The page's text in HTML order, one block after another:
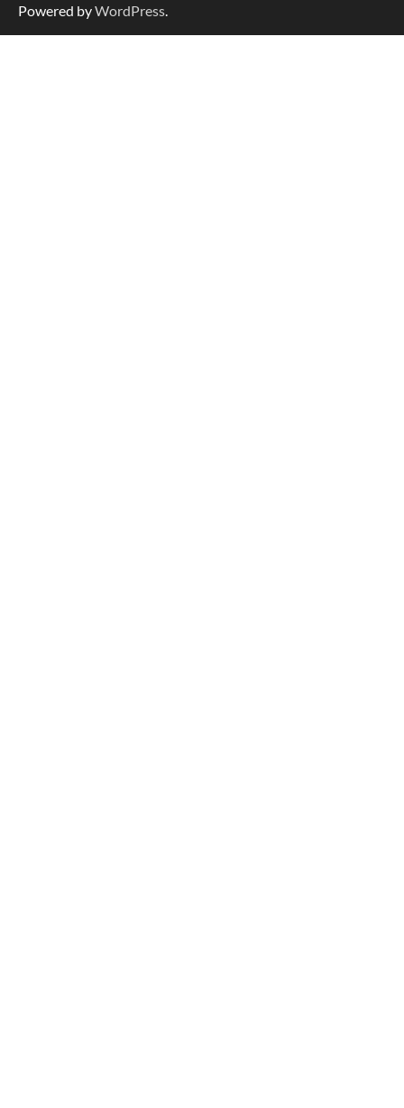
Powered byWordPress.